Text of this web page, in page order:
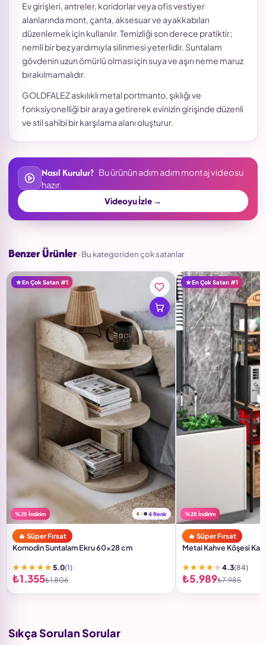
Ev girişleri, antreler, koridorlar veya ofis vestiyer
alanlarında mont, çanta, aksesuar ve ayakkabıları
düzenlemek için kullanılır. Temizliği son derece pratiktir;
nemli bir bez yardımıyla silinmesi yeterlidir. Suntalam
gövdenin uzun ömürlü olması için suya ve aşırı neme maruz
bırakılmamalıdır.
GOLDFALEZ askılıklı metal portmanto, şıklığı ve
fonksiyonelliği bir araya getirerek evinizin girişinde düzenli
ve stil sahibi bir karşılama alanı oluşturur.
Nasıl Kurulur? Bu ürünün adım adım montaj videosu
hazır.
Videoyu İzle →
Benzer Ürünler· Bu kategoriden çok satanlar
En Çok Satan #1
%25 İndirim 4 Renk
🔥 Süper Fırsat
Komodin Suntalam Ekru 60x28 cm
★★★★★5.0(1)
₺1.355₺1.806
En Çok Satan #1
%25 İndirim
🔥 Süper Fırsat
Metal Kahve Köşesi
★★★★★4.3(84)
₺5.989₺7.985
Sıkça Sorulan Sorular